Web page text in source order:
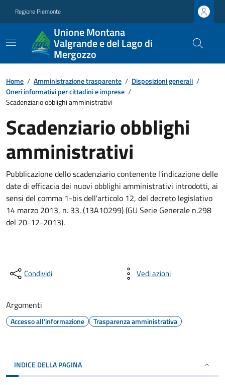
Regione Piemonte
Unione Montana
Valgrande e del Lago di
Mergozzo
Home / Amministrazione trasparente / Disposizioni generali /
Oneri informativi per cittadini e imprese /
Scadenziario obblighi amministrativi
Scadenziario obblighi
amministrativi
Pubblicazione dello scadenziario contenente l'indicazione delle
date di efficacia dei nuovi obblighi amministrativi introdotti, ai
sensi del comma 1-bis dell'articolo 12, del decreto legislativo
14 marzo 2013, n. 33. (13A10299) (GU Serie Generale n.298
del 20-12-2013).
Condividi Vedi azioni
Argomenti
Accesso all'informazione Trasparenza amministrativa
INDICE DELLA PAGINA